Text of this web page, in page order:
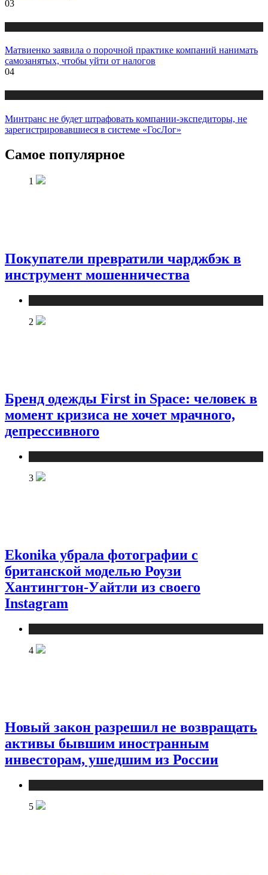
03
Матвиенко заявила о порочной практике компаний нанимать
самозанятых, чтобы уйти от налогов
04
Минтранс не будет штрафовать компании-экспедиторы, не
зарегистрировавшиеся в системе «ГосЛог»
Самое популярное
1
Покупатели превратили чарджбэк в
инструмент мошенничества
2
Бренд одежды First in Space: человек в
момент кризиса не хочет мрачного,
депрессивного
3
Ekonika убрала фотографии с
британской моделью Роузи
Хантингтон-Уайтли из своего
Instagram
4
Новый закон разрешил не возвращать
активы бывшим иностранным
инвесторам, ушедшим из России
5